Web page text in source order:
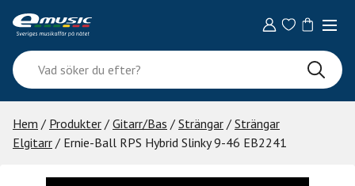
content
Vad
söker
du
efter?
Hem / Produkter / Gitarr/Bas / Strängar / Strängar
Elgitarr / Ernie-Ball RPS Hybrid Slinky 9-46 EB2241